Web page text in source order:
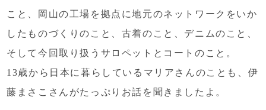
こと、
岡山の工場を拠点に地元のネットワークをいか
したものづくりのこと、 古着のこと、デニムのこと、
そして今回取り扱うサロペットとコートのこと。
13歳から日本に暮らしているマリアさんのことも、 伊
藤まさこさんがたっぷりお話を聞きましたよ。